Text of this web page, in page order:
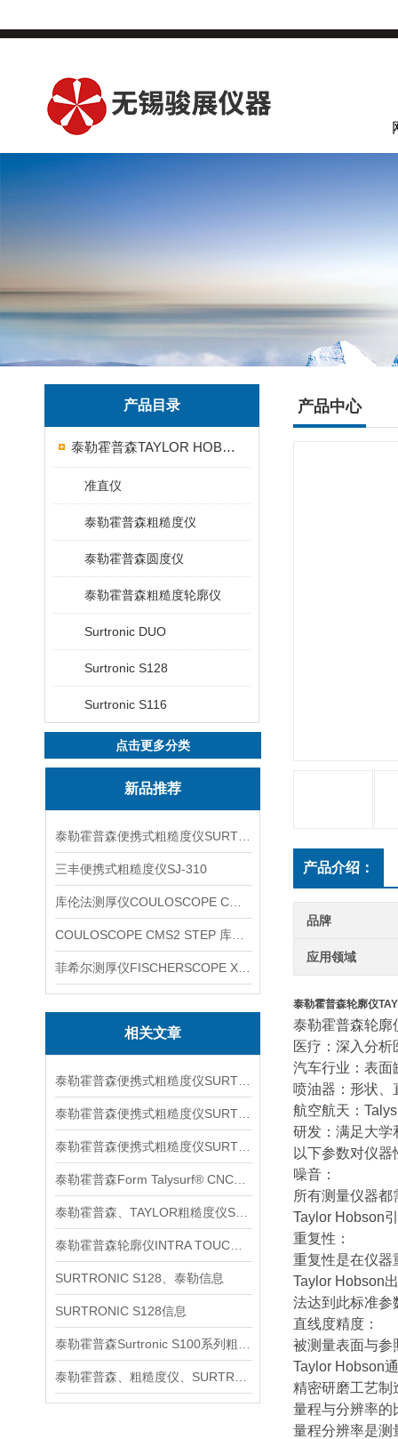
产品目录
泰勒霍普森TAYLOR HOBSON粗糙度仪
准直仪
泰勒霍普森粗糙度仪
泰勒霍普森圆度仪
泰勒霍普森粗糙度轮廓仪
Surtronic DUO
Surtronic S128
Surtronic S116
点击更多分类
新品推荐
三丰便携式粗糙度仪SJ-310
相关文章
SURTRONIC S128、泰勒信息
SURTRONIC S128信息
产品中心
产品介绍：
品牌
应用领域
泰勒霍普森轮廓仪
泰勒霍普森轮廓
医疗：深入分
汽车行业：表面
喷油器：形状、
航空航天：
研发：满足大学
以下参数对仪
噪音：
所有测量仪器
Taylor Hobson
重复性：
重复性是在仪器
Taylor Hobson
法达到此标准参
直线度精度：
被测量表面与参
Taylor Hobson
精密研磨工艺制
量程与分辨率的
量程分辨率是测